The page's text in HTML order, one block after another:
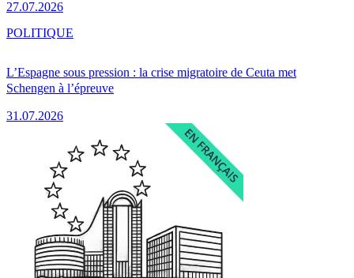
27.07.2026
L’Espagne sous pression : la crise migratoire de Ceuta met
Schengen à l’épreuve
31.07.2026
POLITIQUE